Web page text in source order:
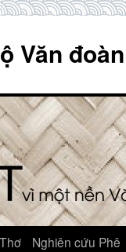
Văn
Thơ
Nghiên cứu Phê